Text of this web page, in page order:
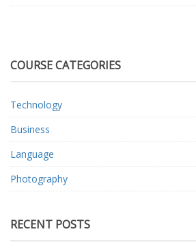
COURSE CATEGORIES
Technology
Business
Language
Photography
RECENT POSTS